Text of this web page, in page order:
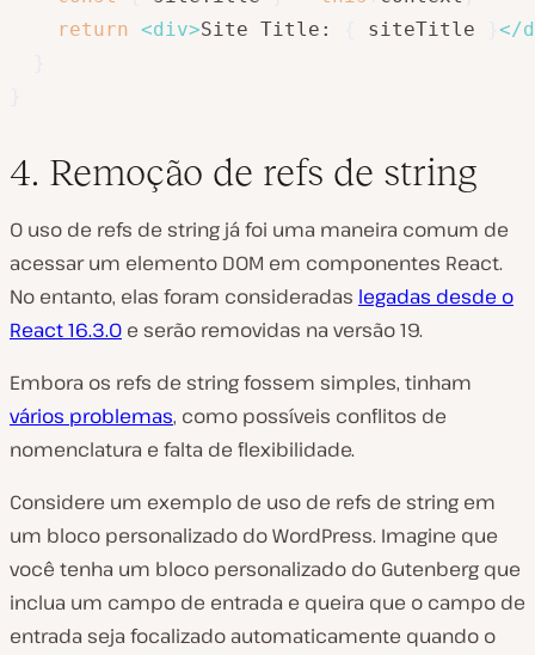
return <div>Site Title: siteTitle </
4. Remoção de refs de string
O uso de refs de string já foi uma maneira comum de
acessar um elemento DOM em componentes React.
No entanto, elas foram consideradas legadas desde o
React 16.3.0 e serão removidas na versão 19.
Embora os refs de string fossem simples, tinham
vários problemas, como possíveis conflitos de
nomenclatura e falta de flexibilidade.
Considere um exemplo de uso de refs de string em
um bloco personalizado do WordPress. Imagine que
você tenha um bloco personalizado do Gutenberg que
inclua um campo de entrada e queira que o campo de
entrada seja focalizado automaticamente quando o